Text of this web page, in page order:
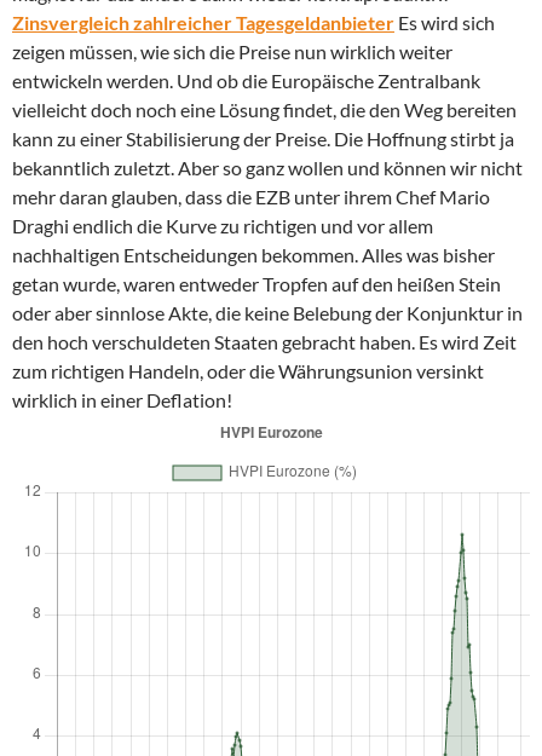
Zinsvergleich zahlreicher Tagesgeldanbieter Es wird sich
zeigen müssen, wie sich die Preise nun wirklich weiter
entwickeln werden. Und ob die Europäische Zentralbank
vielleicht doch noch eine Lösung findet, die den Weg bereiten
kann zu einer Stabilisierung der Preise. Die Hoffnung stirbt ja
bekanntlich zuletzt. Aber so ganz wollen und können wir nicht
mehr daran glauben, dass die EZB unter ihrem Chef Mario
Draghi endlich die Kurve zu richtigen und vor allem
nachhaltigen Entscheidungen bekommen. Alles was bisher
getan wurde, waren entweder Tropfen auf den heißen Stein
oder aber sinnlose Akte, die keine Belebung der Konjunktur in
den hoch verschuldeten Staaten gebracht haben. Es wird Zeit
zum richtigen Handeln, oder die Währungsunion versinkt
wirklich in einer Deflation!